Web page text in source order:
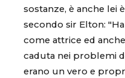
sostanze, è anche lei
secondo sir Elton:
come attrice ed
caduta nei problemi
erano un vero e